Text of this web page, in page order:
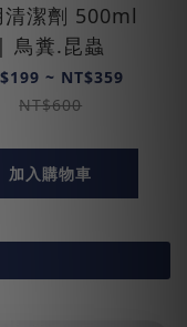
清潔劑 500ml
| 鳥糞.昆蟲
~ NT$359
NT$600
加入購物車